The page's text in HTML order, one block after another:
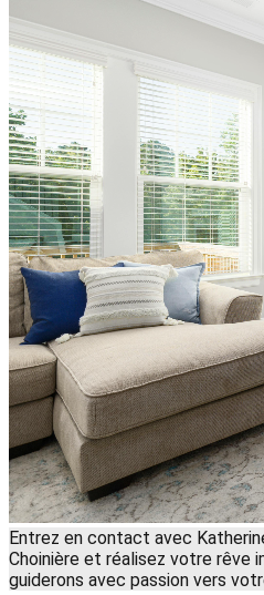
Entrez en contact avec
Choinière et réalisez votre rêve
guiderons avec passion vers